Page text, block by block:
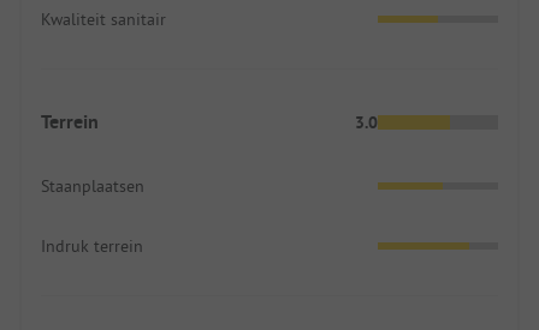
Kwaliteit sanitair
Terrein 3.0
Staanplaatsen
Indruk terrein